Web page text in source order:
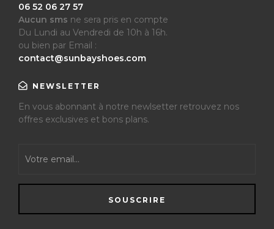
06 52 06 27 57
Aucun sms ne sera pris en compte
Du Lundi au Vendredi de 10h à 16h.
ou bien par Email :
contact@sunbayshoes.com
NEWSLETTER
En vous abonnant à notre newlsetter retrouvez nos
offres exclusives et bons plans.
SOUSCRIRE